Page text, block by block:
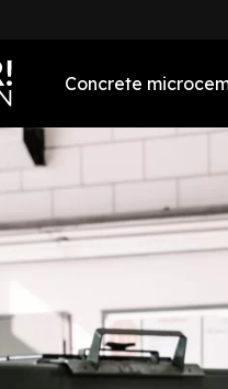
Concrete
Concrete vloeren
Concrete
badkamer
wanden